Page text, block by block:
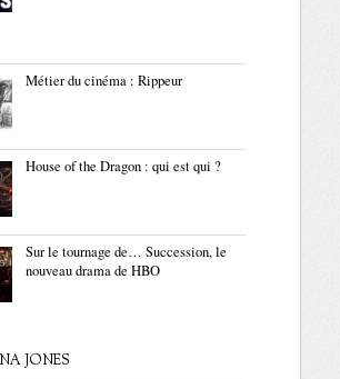
Métier du cinéma : Rippeur
House of the Dragon : qui est qui ?
Sur le tournage de… Succession, le
nouveau drama de HBO
JONES